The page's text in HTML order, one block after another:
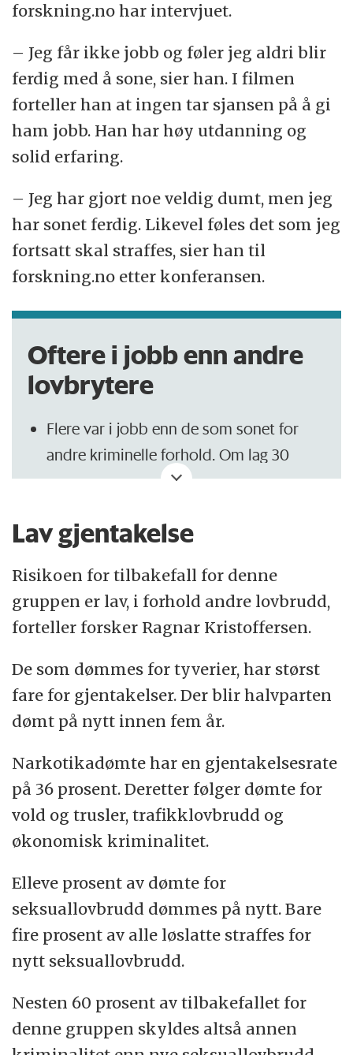
forskning.no har intervjuet.
– Jeg får ikke jobb og føler jeg aldri blir
ferdig med å sone, sier han. I filmen
forteller han at ingen tar sjansen på å gi
ham jobb. Han har høy utdanning og
solid erfaring.
– Jeg har gjort noe veldig dumt, men jeg
har sonet ferdig. Likevel føles det som jeg
fortsatt skal straffes, sier han til
forskning.no etter konferansen.
Oftere i jobb enn andre
lovbrytere
Flere var i jobb enn de som sonet for
andre kriminelle forhold. Om lag 30
prosent var i fast eller midlertidig arbeid
En av fire var enten pensjonist, ufør eller
på arbeidsmarkedstiltak.
Færre seksuallovbrytere får besøk i
fengselet enn andre lovbrytere. Hele 29
eller besøk ble ikke registrert.
En av ti dømte for seksuallovbrudd har
prosent har samværsavtale.
(Kilde: Ragnar Kristoffersen, KRUS)
Lav gjentakelse
Risikoen for tilbakefall for denne
gruppen er lav, i forhold andre lovbrudd,
forteller forsker Ragnar Kristoffersen.
De som dømmes for tyverier, har størst
fare for gjentakelser. Der blir halvparten
dømt på nytt innen fem år.
Narkotikadømte har en gjentakelsesrate
på 36 prosent. Deretter følger dømte for
vold og trusler, trafikklovbrudd og
økonomisk kriminalitet.
Elleve prosent av dømte for
seksuallovbrudd dømmes på nytt. Bare
fire prosent av alle løslatte straffes for
nytt seksuallovbrudd.
Nesten 60 prosent av tilbakefallet for
denne gruppen skyldes altså annen